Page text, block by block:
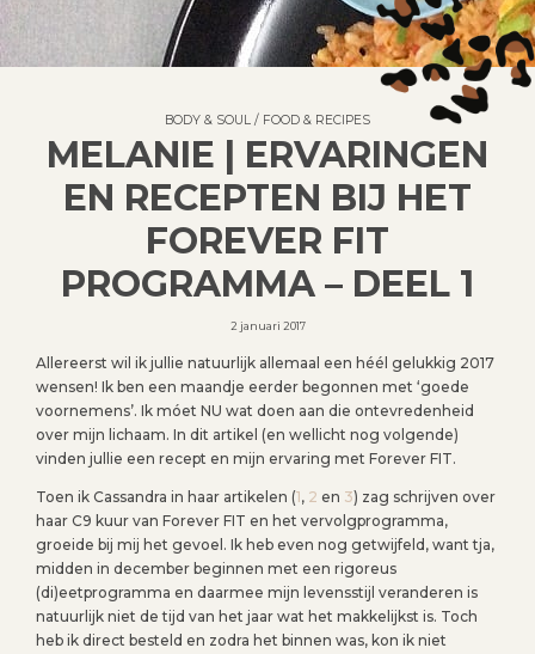
BODY & SOUL / FOOD & RECIPES
MELANIE | ERVARINGEN
EN RECEPTEN BIJ HET
FOREVER FIT
PROGRAMMA – DEEL 1
2 januari 2017
Allereerst wil ik jullie natuurlijk allemaal een héél gelukkig 2017
wensen! Ik ben een maandje eerder begonnen met ‘goede
voornemens’. Ik móet NU wat doen aan die ontevredenheid
over mijn lichaam. In dit artikel (en wellicht nog volgende)
vinden jullie een recept en mijn ervaring met Forever FIT.
Toen ik Cassandra in haar artikelen (1, 2 en 3) zag schrijven over
haar C9 kuur van Forever FIT en het vervolgprogramma,
groeide bij mij het gevoel. Ik heb even nog getwijfeld, want tja,
midden in december beginnen met een rigoreus
(di)eetprogramma en daarmee mijn levensstijl veranderen is
natuurlijk niet de tijd van het jaar wat het makkelijkst is. Toch
heb ik direct besteld en zodra het binnen was, kon ik niet